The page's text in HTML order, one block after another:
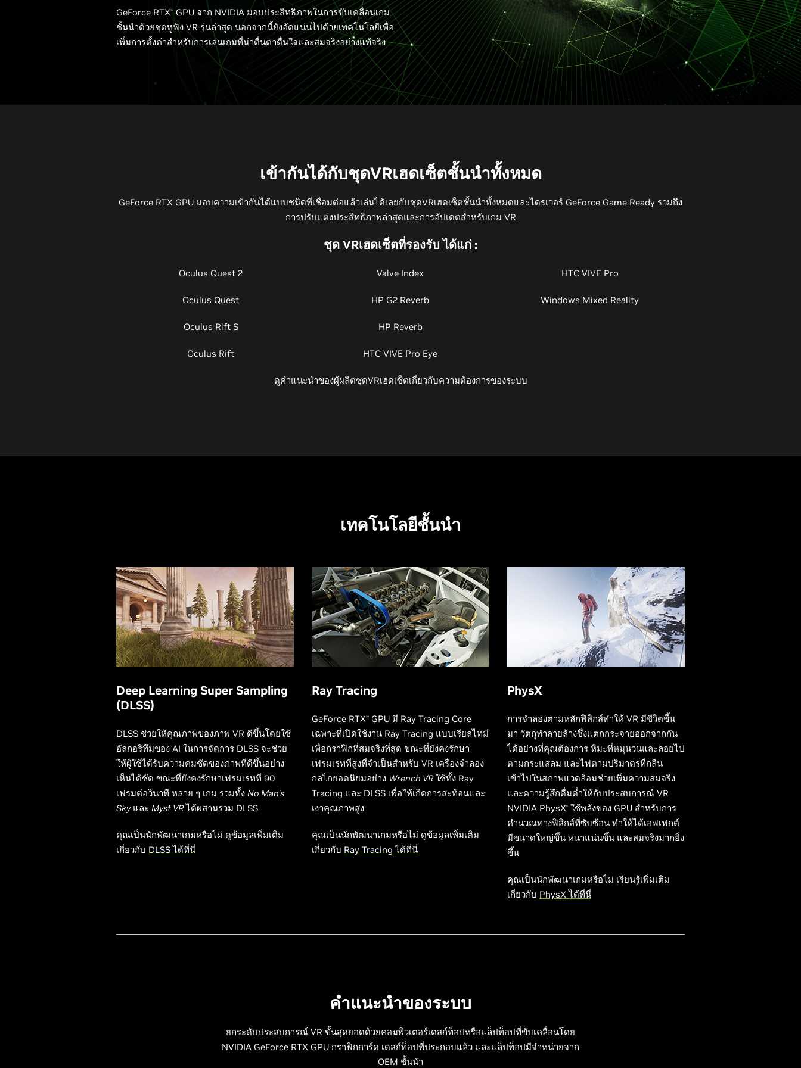
GeForce RTX™GPU จาก NVIDIA มอบประสิทธิภาพในการขับเคลื่อนเกม
ชั้นนำด้วยชุดหูฟัง VR รุ่นล่าสุด นอกจากนี้ยังอัดแน่นไปด้วยเทคโนโลยีเพื่อ
เพิ่มการตั้งค่าสำหรับการเล่นเกมที่น่าตื่นตาตื่นใจและสมจริงอย่างแท้จริง
เข้ากันได้กับชุดVRเฮดเซ็ตชั้นนำทั้งหมด
GeForce RTX GPU มอบความเข้ากันได้แบบชนิดที่เชื่อมต่อแล้วเล่นได้เลยกับชุดVRเฮดเซ็ตชั้นนำทั้งหมดและไดรเวอร์ GeForce Game Ready รวมถึง
การปรับแต่งประสิทธิภาพล่าสุดและการอัปเดตสำหรับเกม VR
ชุด VRเฮดเซ็ตที่รองรับ ได้แก่ :
Oculus Quest 2
Oculus Quest
Oculus Rift S
Oculus Rift
Valve Index
HP G2 Reverb
HP Reverb
HTC VIVE Pro Eye
HTC VIVE Pro
Windows Mixed Reality
ดูคำแนะนำของผู้ผลิตชุดVRเฮดเซ็ตเกี่ยวกับความต้องการของระบบ
เทคโนโลยีชั้นนำ
Deep Learning Super Sampling
(DLSS)
DLSS ช่วยให้คุณภาพของภาพ VR ดีขึ้นโดยใช้
อัลกอริทึมของ AI ในการจัดการ DLSS จะช่วย
ให้ผู้ใช้ได้รับความคมชัดของภาพที่ดีขึ้นอย่าง
เห็นได้ชัด ขณะที่ยังคงรักษาเฟรมเรทที่ 90
เฟรมต่อวินาที หลาย ๆ เกม รวมทั้ง No Man's
Skyและ Myst VRได้ผสานรวม DLSS
คุณเป็นนักพัฒนาเกมหรือไม่ ดูข้อมูลเพิ่มเติม
เกี่ยวกับ DLSS ได้ที่นี่
Ray Tracing
GeForce RTX™GPU มี Ray Tracing Core
เฉพาะที่เปิดใช้งาน Ray Tracing แบบเรียลไทม์
เพื่อกราฟิกที่สมจริงที่สุด ขณะที่ยังคงรักษา
เฟรมเรทที่สูงที่จำเป็นสำหรับ VR เครื่องจำลอง
กลไกยอดนิยมอย่าง Wrench VRใช้ทั้ง Ray
Tracing และ DLSS เพื่อให้เกิดการสะท้อนและ
เงาคุณภาพสูง
คุณเป็นนักพัฒนาเกมหรือไม่ ดูข้อมูลเพิ่มเติม
เกี่ยวกับ Ray Tracing ได้ที่นี่
PhysX
การจำลองตามหลักฟิสิกส์ทำให้ VR มีชีวิตขึ้น
มา วัตถุทำลายล้างซึ่งแตกกระจายออกจากกัน
ได้อย่างที่คุณต้องการ หิมะที่หมุนวนและลอยไป
ตามกระแสลม และไฟตามปริมาตรที่กลืน
เข้าไปในสภาพแวดล้อมช่วยเพิ่มความสมจริง
และความรู้สึกดื่มด่ำให้กับประสบการณ์ VR
NVIDIA PhysX®ใช้พลังของ GPU สำหรับการ
คำนวณทางฟิสิกส์ที่ซับซ้อน ทำให้ได้เอฟเฟกต์
มีขนาดใหญ่ขึ้น หนาแน่นขึ้น และสมจริงมากยิ่ง
ขึ้น
คุณเป็นนักพัฒนาเกมหรือไม่ เรียนรู้เพิ่มเติม
เกี่ยวกับ PhysX ได้ที่นี่
คำแนะนำของระบบ
ยกระดับประสบการณ์ VR ขั้นสุดยอดด้วยคอมพิวเตอร์เดสก์ท็อปหรือแล็ปท็อปที่ขับเคลื่อนโดย
NVIDIA GeForce RTX GPU กราฟิกการ์ด เดสก์ท็อปที่ประกอบแล้ว และแล็ปท็อปมีจำหน่ายจาก
OEM ชั้นนำ